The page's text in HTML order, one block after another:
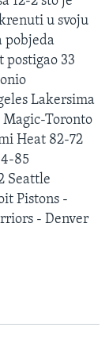
u svoju
pobjeda
postigao 33
Lakersima
Magic-Toronto
Heat 82-72
85
Seattle
Pistons -
- Denver